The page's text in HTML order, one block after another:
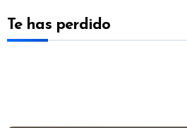
Te has perdido